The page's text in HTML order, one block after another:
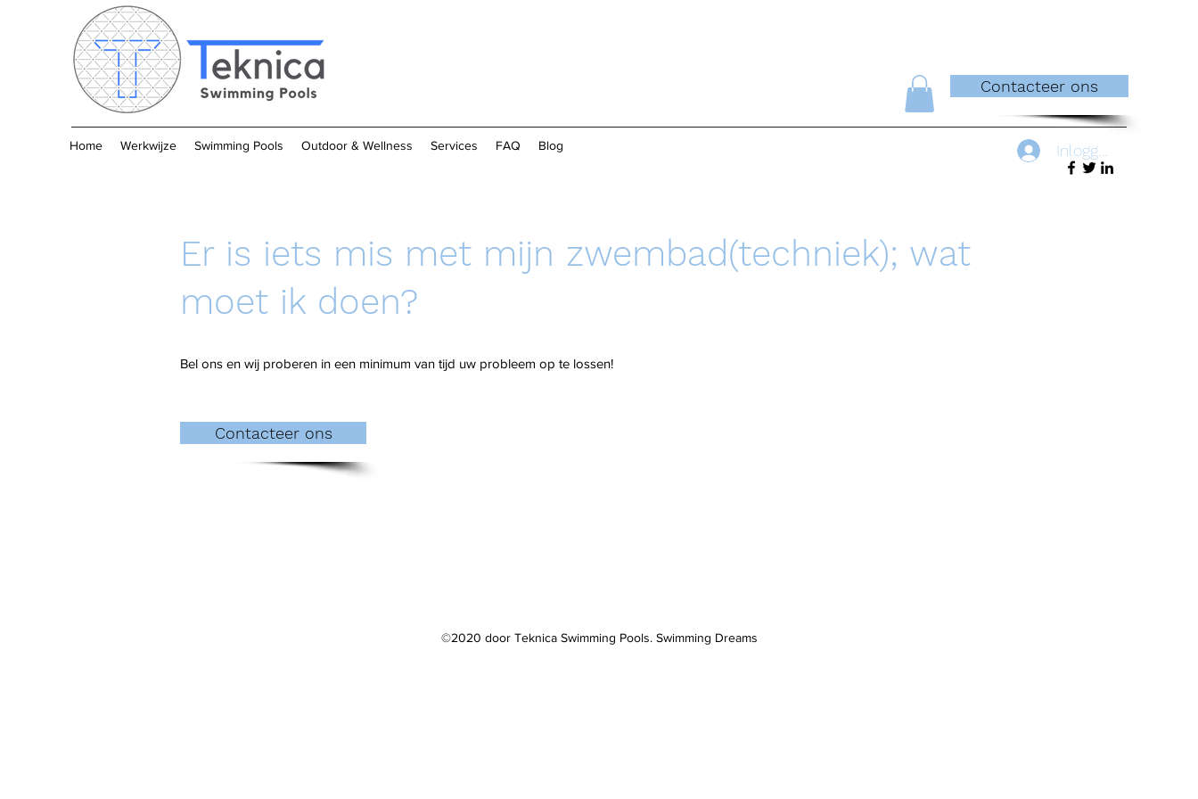
Contacteer ons
Home Werkwijze Swimming Pools Outdoor & Wellness Services FAQ Blog Inloggen
Er is iets mis met mijn zwembad(techniek); wat
moet ik doen?
Bel ons en wij proberen in een minimum van tijd uw probleem op te lossen!
Contacteer ons
©2020 door Teknica Swimming Pools. Swimming Dreams